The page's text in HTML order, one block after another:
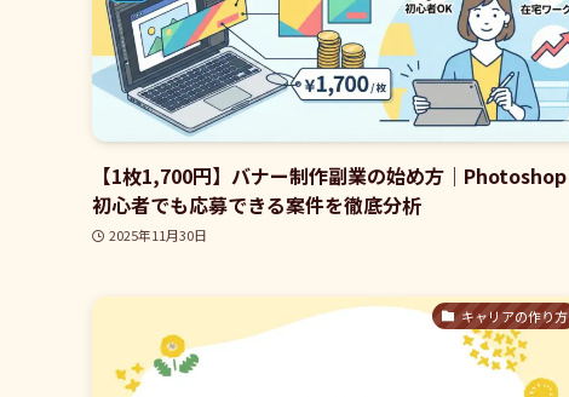
【1枚1,700円】バナー制作副業の始め方｜Photoshop
初心者でも応募できる案件を徹底分析
2025年11月30日
キャリアの作り方